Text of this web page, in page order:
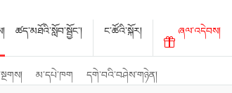
མ་དཔེ་ཁག དགེ་བའི་བཤེས་གཉེན།
ཚད་མཐོའི་སློབ་སྦྱོང་། ང་ཚོའི་སྐོར། ཞལ་འདེབས།